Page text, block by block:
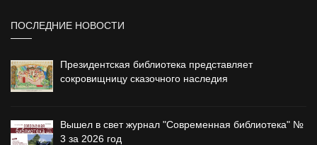
ПОСЛЕДНИЕ НОВОСТИ
Президентская библиотека представляет
сокровищницу сказочного наследия
Вышел в свет журнал "Современная библиотека" №
3 за 2026 год